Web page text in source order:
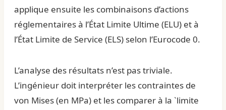
applique ensuite les combinaisons d’actions
réglementaires à l’État Limite Ultime (ELU) et à
l’État Limite de Service (ELS) selon l’Eurocode 0.
L’analyse des résultats n’est pas triviale.
L’ingénieur doit interpréter les contraintes de
von Mises (en MPa) et les comparer à la `limite